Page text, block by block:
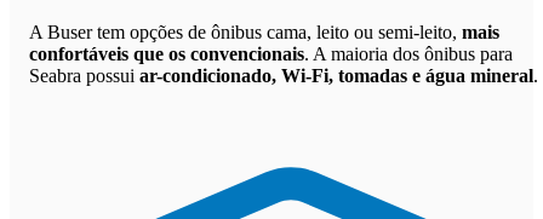
A Buser tem opções de ônibus cama, leito ou semi-leito, mais
confortáveis que os convencionais. A maioria dos ônibus para
Seabra possui ar-condicionado, Wi-Fi, tomadas e água mineral.